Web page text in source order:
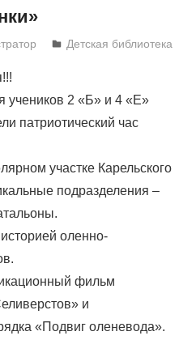
Детская библиотека
учеников 2 «Б» и 4 «Е»
час
участке Карельского
подразделения –
оленно-
фильм
и
«Подвиг оленевода».